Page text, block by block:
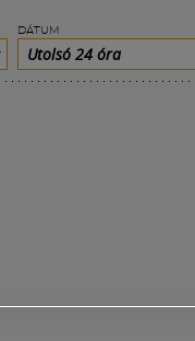
DÁTUM
Utolsó 24 óra